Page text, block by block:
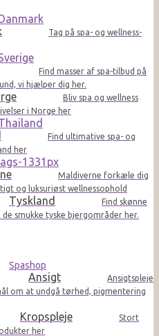
Tag på spa- og wellness-
Find masser af spa-tilbud på
vi hjælper dig her.
Bliv spa og wellness
i Norge her
Find ultimative spa- og
her
Maldiverne forkæle dig
og luksuriøst wellnessophold
Tyskland
Find skønne
smukke tyske bjergområder her.
Spashop
Ansigt
Ansigtspleje
om at undgå tørhed, pigmentering
Kropspleje
Stort
her